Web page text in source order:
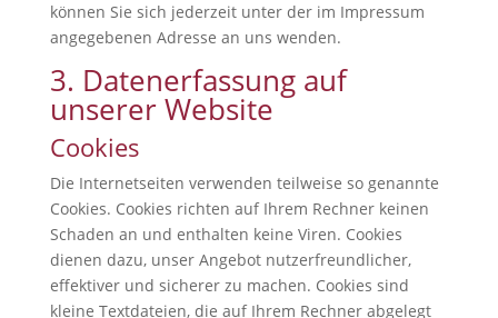
können Sie sich jederzeit unter der im Impressum
angegebenen Adresse an uns wenden.
3. Datenerfassung auf
unserer Website
Cookies
Die Internetseiten verwenden teilweise so genannte
Cookies. Cookies richten auf Ihrem Rechner keinen
Schaden an und enthalten keine Viren. Cookies
dienen dazu, unser Angebot nutzerfreundlicher,
effektiver und sicherer zu machen. Cookies sind
kleine Textdateien, die auf Ihrem Rechner abgelegt